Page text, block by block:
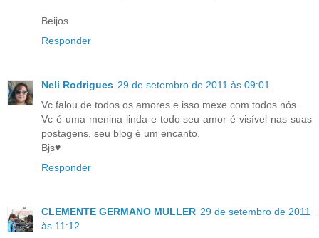
Beijos
Responder
Neli Rodrigues 29 de setembro de 2011 às 09:01
Vc falou de todos os amores e isso mexe com todos nós.
Vc é uma menina linda e todo seu amor é visível nas suas
postagens, seu blog é um encanto.
Bjs♥
Responder
CLEMENTE GERMANO MULLER 29 de setembro de 2011
às 11:12